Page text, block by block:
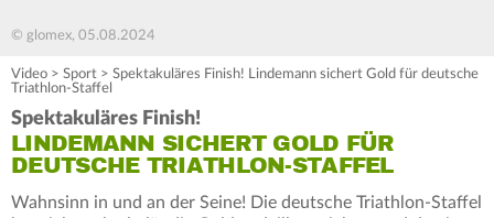
© glomex, 05.08.2024
Video > Sport > Spektakuläres Finish! Lindemann sichert Gold für deutsche
Triathlon-Staffel
Spektakuläres Finish!
LINDEMANN SICHERT GOLD FÜR
DEUTSCHE TRIATHLON-STAFFEL
Wahnsinn in und an der Seine! Die deutsche Triathlon-Staffel